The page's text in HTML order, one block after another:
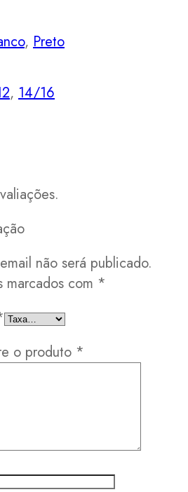
, Preto
, 14/16
não será publicado.
marcados com *
o produto *